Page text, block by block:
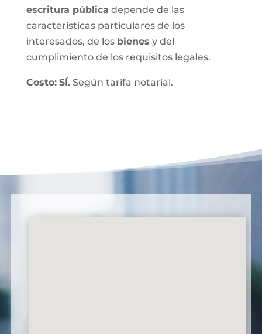
escritura pública depende de las
características particulares de los
interesados, de los bienes y del
cumplimiento de los requisitos legales.
Costo: SÍ.Según tarifa notarial.